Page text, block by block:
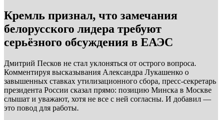
Кремль признал, что замечания
белорусского лидера требуют
серьёзного обсуждения в ЕАЭС
Дмитрий Песков не стал уклоняться от острого вопроса.
Комментируя высказывания Александра Лукашенко о
завышенных ставках утилизационного сбора, пресс-секретарь
президента России сказал прямо: позицию Минска в Москве
слышат и уважают, хотя не все с ней согласны. И добавил —
это повод для работы.